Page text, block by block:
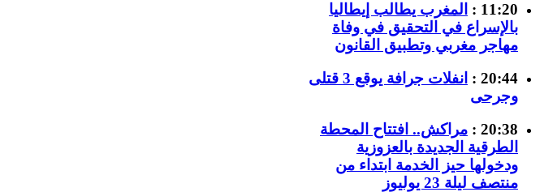
11:20 :
المغرب يطالب إيطاليا
بالإسراع في التحقيق في وفاة
مهاجر مغربي وتطبيق القانون
20:44 :
انفلات جرافة يوقع 3 قتلى
وجرحى
20:38 :
مراكش.. افتتاح المحطة
الطرقية الجديدة بالعزوزية
ودخولها حيز الخدمة ابتداء من
منتصف ليلة 23 يوليوز